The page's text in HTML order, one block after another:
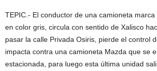
TEPIC.- El conductor de una camioneta
en color gris, circula con sentido de Xalisco
pasar la calle Privada Osiris, pierde el control
impacta contra una camioneta Mazda que se
estacionada, para luego esta última unidad